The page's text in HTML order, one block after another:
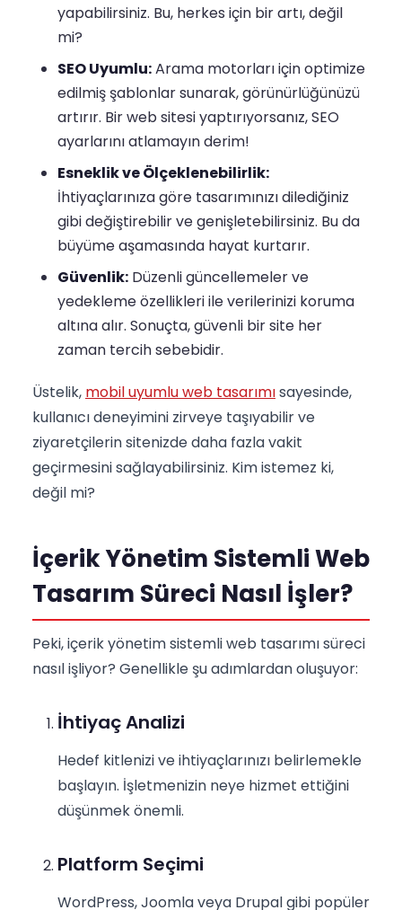
yapabilirsiniz. Bu, herkes için bir artı, değil
mi?
SEO Uyumlu:Arama motorları için optimize
edilmiş şablonlar sunarak, görünürlüğünüzü
artırır. Bir web sitesi yaptırıyorsanız, SEO
ayarlarını atlamayın derim!
Esneklik ve Ölçeklenebilirlik:
İhtiyaçlarınıza göre tasarımınızı dilediğiniz
gibi değiştirebilir ve genişletebilirsiniz. Bu da
büyüme aşamasında hayat kurtarır.
Güvenlik: Düzenli güncellemeler ve
yedekleme özellikleri ile verilerinizi koruma
altına alır. Sonuçta, güvenli bir site her
zaman tercih sebebidir.
Üstelik, mobil uyumlu web tasarımısayesinde,
kullanıcı deneyimini zirveye taşıyabilir ve
ziyaretçilerin sitenizde daha fazla vakit
geçirmesini sağlayabilirsiniz. Kim istemez ki,
değil mi?
İçerik Yönetim Sistemli Web
Tasarım Süreci Nasıl İşler?
Peki, içerik yönetim sistemli web tasarımı süreci
nasıl işliyor? Genellikle şu adımlardan oluşuyor:
İhtiyaç Analizi
Hedef kitlenizi ve ihtiyaçlarınızı belirlemekle
başlayın. İşletmenizin neye hizmet ettiğini
düşünmek önemli.
Platform Seçimi
WordPress, Joomla veya Drupal gibi popüler